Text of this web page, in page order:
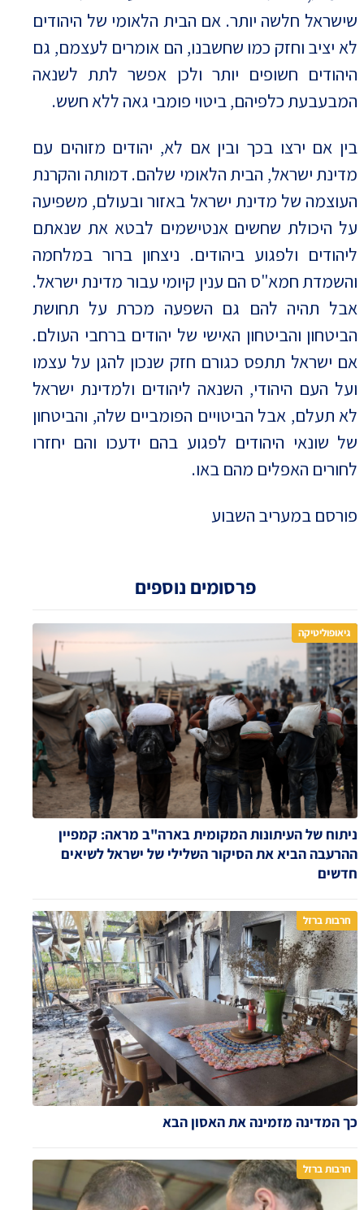
פרסומים נוספים
גיאופוליטיקה
ניתוח של העיתונות המקומית בארה"ב מראה: קמפיין
ההרעבה הביא את הסיקור השלילי של ישראל לשיאים
חדשים
חרבות ברזל
כך המדינה מזמינה את האסון הבא
חרבות ברזל
שישראל חלשה יותר. אם הבית הלאומי של היהודים
לא יציב וחזק כמו שחשבנו, הם אומרים לעצמם, גם
היהודים חשופים יותר ולכן אפשר לתת לשנאה
המבעבעת כלפיהם, ביטוי פומבי גאה ללא חשש.
בין אם ירצו בכך ובין אם לא, יהודים מזוהים עם
מדינת ישראל, הבית הלאומי שלהם. דמותה והקרנת
העוצמה של מדינת ישראל באזור ובעולם, משפיעה
על היכולת שחשים אנטישמים לבטא את שנאתם
ליהודים ולפגוע ביהודים. ניצחון ברור במלחמה
והשמדת חמא"ס הם ענין קיומי עבור מדינת ישראל.
אבל תהיה להם גם השפעה מכרת על תחושת
הביטחון והביטחון האישי של יהודים ברחבי העולם.
אם ישראל תתפס כגורם חזק שנכון להגן על עצמו
ועל העם היהודי, השנאה ליהודים ולמדינת ישראל
לא תעלם, אבל הביטויים הפומביים שלה, והביטחון
של שונאי היהודים לפגוע בהם ידעכו והם יחזרו
לחורים האפלים מהם באו.
פורסם במעריב השבוע